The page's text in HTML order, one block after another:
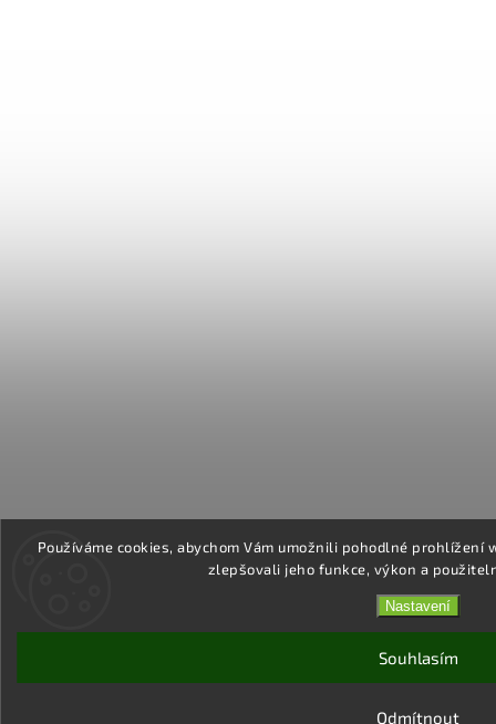
Používáme cookies, abychom Vám umožnili pohodlné
zlepšovali jeho funkce, výkon a
Nastavení
Odmítnout
Souhlasím